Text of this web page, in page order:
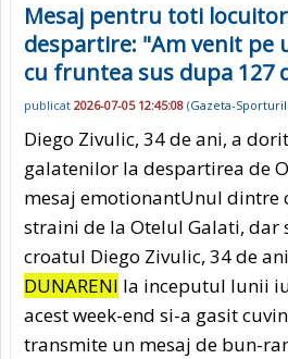
Mesaj pentru toti
despartire: "Am venit pe
cu fruntea sus dupa 127
publicat 2026-07-05 12:45:08 (Gazeta-
Diego Zivulic, 34 de ani, a
galatenilor la despartirea de
mesaj emotionantUnul dintre
straini de la Otelul Galati, dar
croatul Diego Zivulic, 34 de
DUNARENI la inceputul lunii
acest week-end si-a gasit
transmite un mesaj de bun-